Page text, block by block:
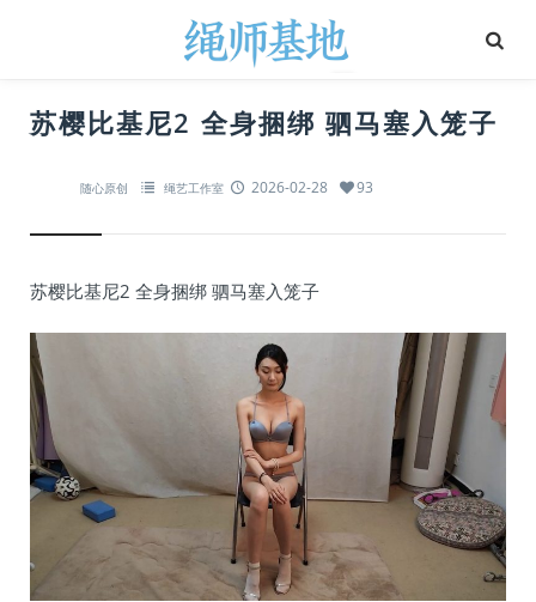
苏樱比基尼2 全身捆绑 驷马塞入笼子
随心原创 绳艺工作室 2026-02-28 93
苏樱比基尼2 全身捆绑 驷马塞入笼子